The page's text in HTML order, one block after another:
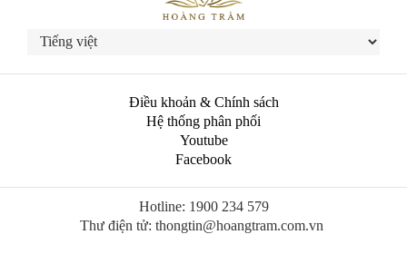
Điều khoản & Chính sách
Hệ thống phân phối
Youtube
Facebook
Hotline: 1900 234 579
Thư điện tử: thongtin@hoangtram.com.vn